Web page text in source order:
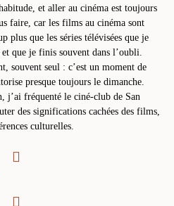
et aller au cinéma est toujours
faire, car les films au cinéma sont
plus que les séries télévisées que je
que je finis souvent dans l’oubli.
souvent seul : c’est un moment de
presque toujours le dimanche.
j’ai fréquenté le ciné-club de San
des significations cachées des films,
culturelles.